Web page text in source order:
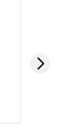
Je